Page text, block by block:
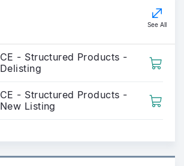
See All
CE - Structured Products -
Delisting
CE - Structured Products -
New Listing